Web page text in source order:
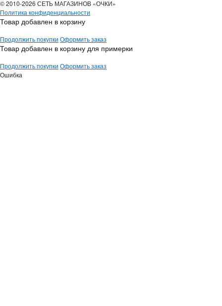
© 2010-2026 СЕТЬ МАГАЗИНОВ «ОЧКИ»
Политика конфиденциальности
Товар добавлен в корзину
Продолжить покупки Оформить заказ
Товар добавлен в корзину для примерки
Продолжить покупки Оформить заказ
Ошибка